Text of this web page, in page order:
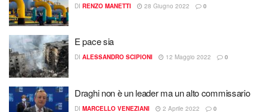
DI RENZO MANETTI 28 Giugno 2022 0
E pace sia
DI ALESSANDRO SCIPIONI 12 Maggio 2022 0
Draghi non è un leader ma un alto commissario
DI MARCELLO VENEZIANI 2 Aprile 2022 0